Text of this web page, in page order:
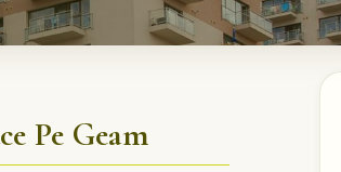
Pe Geam